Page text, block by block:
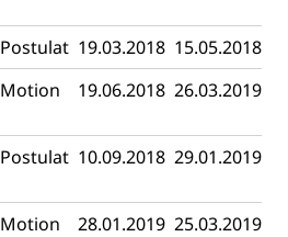
Postulat 19.03.2018 15.05.2018
Motion 19.06.2018 26.03.2019
Postulat 10.09.2018 29.01.2019
Motion 28.01.2019 25.03.2019
Pluralismus